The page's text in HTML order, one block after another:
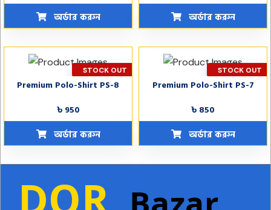
অর্ডার করুন অর্ডার করুন
STOCK OUT
Premium Polo-Shirt PS-8
৳ 950
অর্ডার করুন
STOCK OUT
Premium Polo-Shirt PS-7
৳ 850
অর্ডার করুন